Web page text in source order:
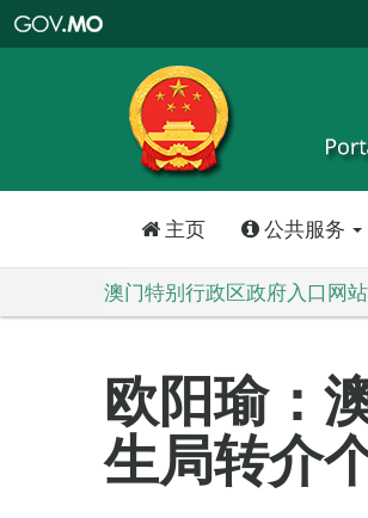
特
政
区
政
口
主页 公共服务
澳门特别行政区政府入口网站
欧阳瑜：
生局转介